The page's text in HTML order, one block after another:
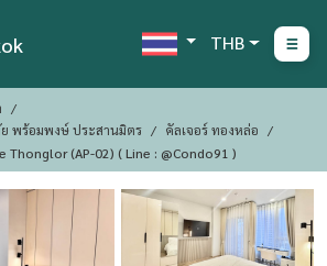
THB
พร้อมพงษ์ ประสานมิตร
คัลเจอร์ ทองหล่อ
Thonglor (AP-02) ( Line : @condo91 )